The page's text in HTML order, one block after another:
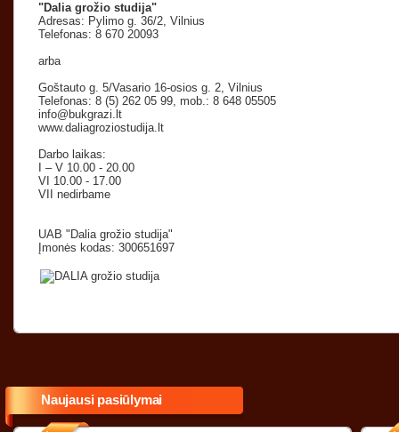
"Dalia grožio studija"
Adresas: Pylimo g. 36/2, Vilnius
Telefonas: 8 670 20093
arba
Goštauto g. 5/Vasario 16-osios g. 2, Vilnius
Telefonas: 8 (5) 262 05 99, mob.: 8 648 05505
info@bukgrazi.lt
www.daliagroziostudija.lt
Darbo laikas:
I – V 10.00 - 20.00
VI 10.00 - 17.00
VII nedirbame
UAB "Dalia grožio studija"
Įmonės kodas: 300651697
Naujausi pasiūlymai